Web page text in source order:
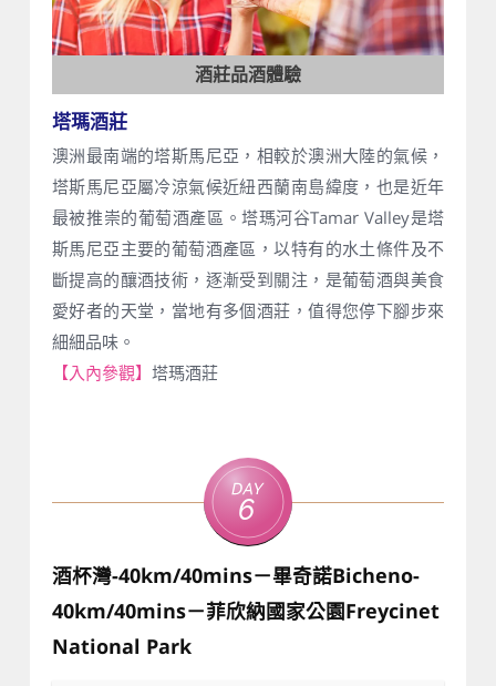
酒莊品酒體驗
塔瑪酒莊
澳洲最南端的塔斯馬尼亞，相較於澳洲大陸的氣候，
塔斯馬尼亞屬冷涼氣候近紐西蘭南島緯度，也是近年
最被推崇的葡萄酒產區。塔瑪河谷Tamar Valley是塔
斯馬尼亞主要的葡萄酒產區，以特有的水土條件及不
斷提高的釀酒技術，逐漸受到關注，是葡萄酒與美食
愛好者的天堂，當地有多個酒莊，值得您停下腳步來
細細品味。
【入內參觀】 塔瑪酒莊
Day
6
酒杯灣-40km/40mins－畢奇諾Bicheno-
40km/40mins－菲欣納國家公園Freycinet
National Park